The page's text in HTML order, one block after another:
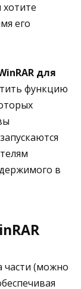
его
для
функцию
в
части (можно